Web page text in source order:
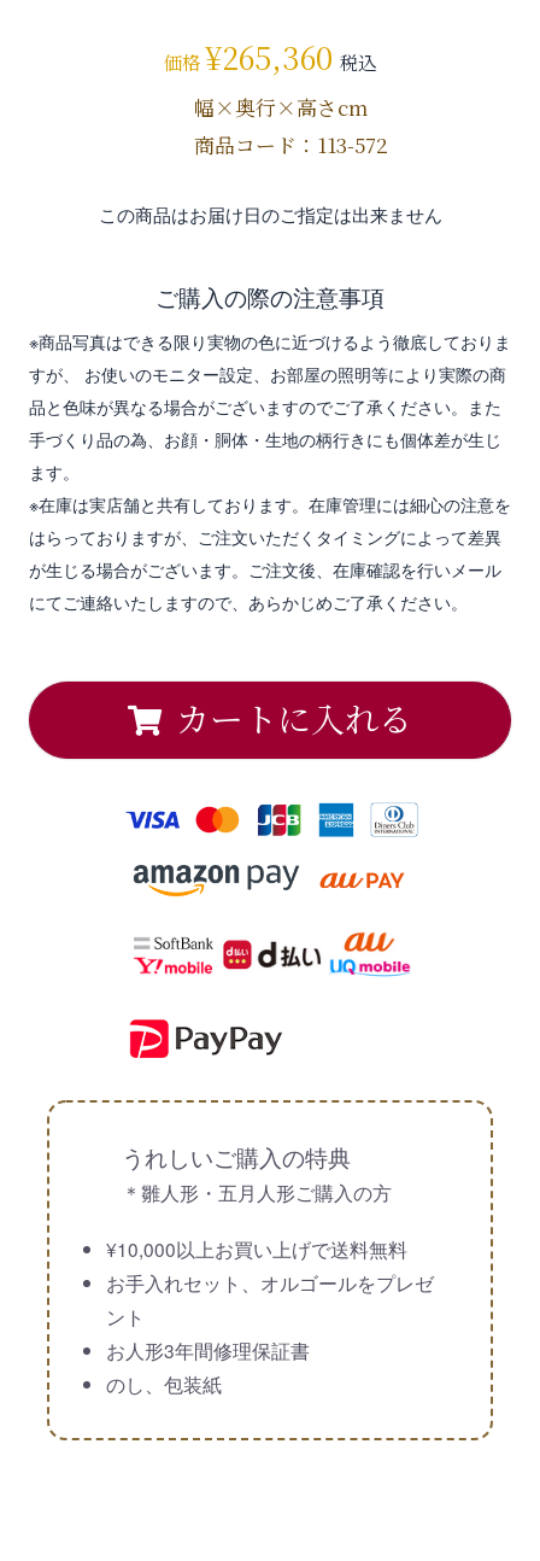
価格¥265,360 税込
幅×奥行×高さcm
商品コード：113-572
この商品はお届け日のご指定は出来ません
ご購入の際の注意事項
※商品写真はできる限り実物の色に近づけるよう徹底しておりま
すが、 お使いのモニター設定、お部屋の照明等により実際の商
品と色味が異なる場合がございますのでご了承ください。また
手づくり品の為、お顔・胴体・生地の柄行きにも個体差が生じ
ます。
※在庫は実店舗と共有しております。在庫管理には細心の注意を
はらっておりますが、ご注文いただくタイミングによって差異
が生じる場合がございます。ご注文後、在庫確認を行いメール
にてご連絡いたしますので、あらかじめご了承ください。
カートに入れる
うれしいご購入の特典
＊雛人形・五月人形ご購入の方
¥10,000以上お買い上げで送料無料
お手入れセット、オルゴールをプレゼ
ント
お人形3年間修理保証書
のし、包装紙